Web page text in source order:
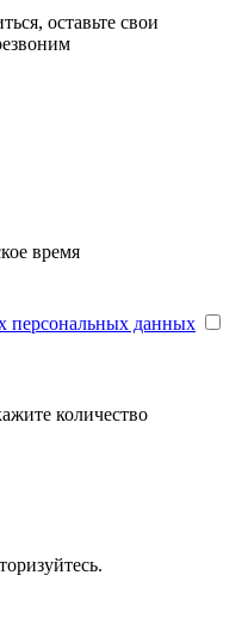
оставьте свои
время
персональных данных
количество